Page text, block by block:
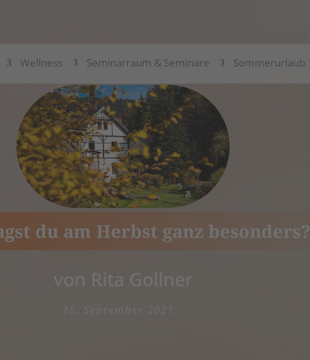
Wellness Seminarraum & Seminare Sommerurlaub
du am Herbst ganz besonders?
von Rita Gollner
15. September 2021